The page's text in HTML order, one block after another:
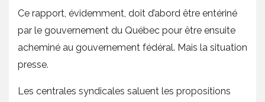
Ce rapport, évidemment, doit d’abord être entériné
par le gouvernement du Québec pour être ensuite
acheminé au gouvernement fédéral. Mais la situation
presse.
Les centrales syndicales saluent les propositions